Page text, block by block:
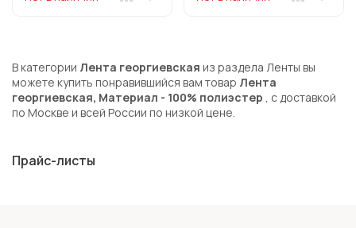
В категории Лента георгиевская из раздела Ленты вы
можете купить понравившийся вам товар Лента
георгиевская, Материал - 100% полиэстер , с доставкой
по Москве и всей России по низкой цене.
Прайс-листы